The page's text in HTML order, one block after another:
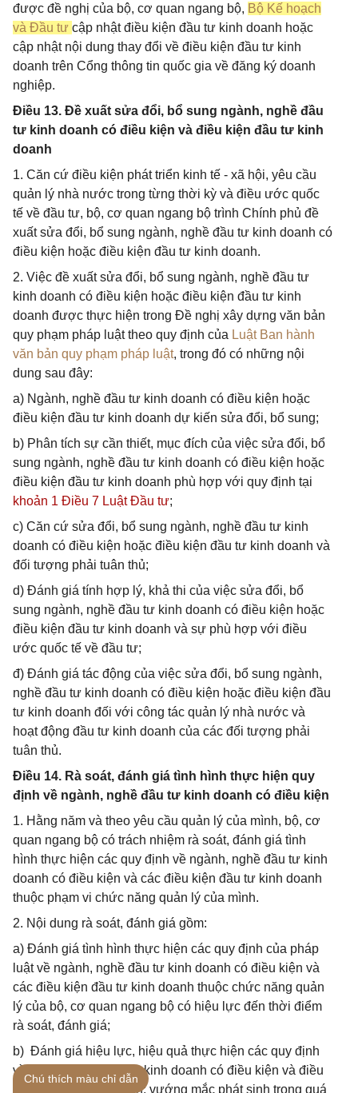
được đề nghị của bộ, cơ quan ngang bộ, Bộ Kế hoạch
và Đầu tư cập nhật điều kiện đầu tư kinh doanh hoặc
cập nhật nội dung thay đổi về điều kiện đầu tư kinh
doanh trên Cổng thông tin quốc gia về đăng ký doanh
nghiệp.
Điều 13. Đề xuất sửa đổi, bổ sung ngành, nghề đầu
tư kinh doanh có điều kiện và điều kiện đầu tư kinh
doanh
1. Căn cứ điều kiện phát triển kinh tế - xã hội, yêu cầu
quản lý nhà nước trong từng thời kỳ và điều ước quốc
tế về đầu tư, bộ, cơ quan ngang bộ trình Chính phủ đề
xuất sửa đổi, bổ sung ngành, nghề đầu tư kinh doanh có
điều kiện hoặc điều kiện đầu tư kinh doanh.
2. Việc đề xuất sửa đổi, bổ sung ngành, nghề đầu tư
kinh doanh có điều kiện hoặc điều kiện đầu tư kinh
doanh được thực hiện trong Đề nghị xây dựng văn bản
quy phạm pháp luật theo quy định của Luật Ban hành
văn bản quy phạm pháp luật, trong đó có những nội
dung sau đây:
a) Ngành, nghề đầu tư kinh doanh có điều kiện hoặc
điều kiện đầu tư kinh doanh dự kiến sửa đổi, bổ sung;
b) Phân tích sự cần thiết, mục đích của việc sửa đổi, bổ
sung ngành, nghề đầu tư kinh doanh có điều kiện hoặc
điều kiện đầu tư kinh doanh phù hợp với quy định tại
khoản 1 Điều 7 Luật Đầu tư;
c) Căn cứ sửa đổi, bổ sung ngành, nghề đầu tư kinh
doanh có điều kiện hoặc điều kiện đầu tư kinh doanh và
đối tượng phải tuân thủ;
d) Đánh giá tính hợp lý, khả thi của việc sửa đổi, bổ
sung ngành, nghề đầu tư kinh doanh có điều kiện hoặc
điều kiện đầu tư kinh doanh và sự phù hợp với điều
ước quốc tế về đầu tư;
đ) Đánh giá tác động của việc sửa đổi, bổ sung ngành,
nghề đầu tư kinh doanh có điều kiện hoặc điều kiện đầu
tư kinh doanh đối với công tác quản lý nhà nước và
hoạt động đầu tư kinh doanh của các đối tượng phải
tuân thủ.
Điều 14. Rà soát, đánh giá tình hình thực hiện quy
định về ngành, nghề đầu tư kinh doanh có điều kiện
1. Hằng năm và theo yêu cầu quản lý của mình, bộ, cơ
quan ngang bộ có trách nhiệm rà soát, đánh giá tình
hình thực hiện các quy định về ngành, nghề đầu tư kinh
doanh có điều kiện và các điều kiện đầu tư kinh doanh
thuộc phạm vi chức năng quản lý của mình.
2. Nội dung rà soát, đánh giá gồm:
a) Đánh giá tình hình thực hiện các quy định của pháp
luật về ngành, nghề đầu tư kinh doanh có điều kiện và
các điều kiện đầu tư kinh doanh thuộc chức năng quản
lý của bộ, cơ quan ngang bộ có hiệu lực đến thời điểm
rà soát, đánh giá;
b) Đánh giá hiệu lực, hiệu quả thực hiện các quy định
về ngành, nghề đầu tư kinh doanh có điều kiện và điều
kiện đầu tư kinh doanh; vướng mắc phát sinh trong quá
Chú thích màu chỉ dẫn